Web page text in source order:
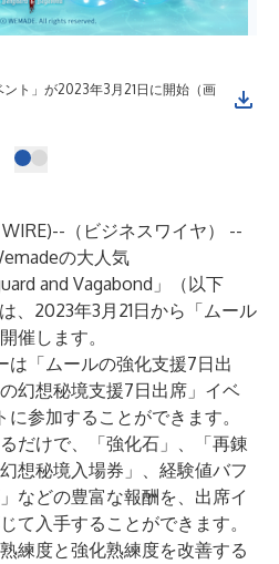
ト」が2023年3月21日に開始（画
)-- （ビジネスワイヤ） --
の大人気
and Vagabond」（以下
、2023年3月21日から「ムール
催します。
は「ムールの強化支援7日出
幻想秘境支援7日出席」イベ
参加することができます。
だけで、「強化石」、「再錬
想秘境入場券」、経験値バフ
などの豊富な報酬を、出席イ
て入手することができます。
練度と強化熟練度を改善する